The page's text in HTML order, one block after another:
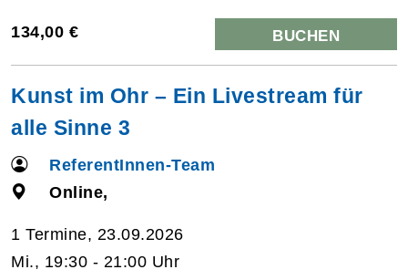
134,00 € BUCHEN
Kunst im Ohr – Ein Livestream für
alle Sinne 3
ReferentInnen-Team
Online,
1 Termine, 23.09.2026
Mi., 19:30 - 21:00 Uhr